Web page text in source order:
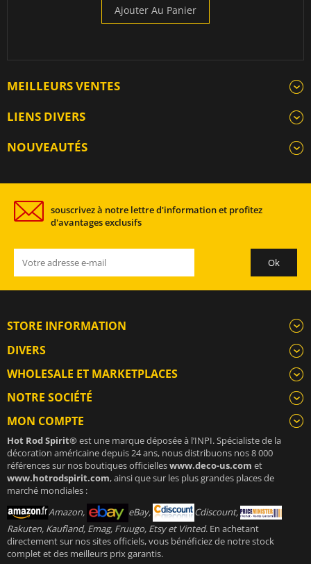
Ajouter Au Panier
MEILLEURS VENTES
LIENS DIVERS
NOUVEAUTÉS
souscrivez à notre lettre d'information et profitez
d'avantages exclusifs
STORE INFORMATION
DIVERS
WHOLESALE ET MARKETPLACES
NOTRE SOCIÉTÉ
MON COMPTE
Hot Rod Spirit®est une marque déposée à l’INPI. Spécialiste de la
décoration américaine depuis 24 ans, nous distribuons nos 8 000
références sur nos boutiques officielleswww.deco-us.com et
www.hotrodspirit.com, ainsi que sur les plus grandes places de
marché mondiales :
Amazon,
eBay,
Cdiscount,
Rakuten, Kaufland, Emag, Fruugo, Etsy et Vinted. En achetant
directement sur nos sites officiels, vous bénéficiez de notre stock
complet et des meilleurs prix garantis.